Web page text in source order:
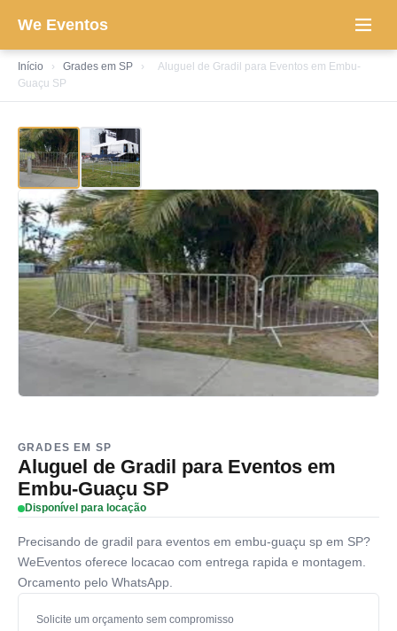
We Eventos
Início › Grades em SP ›
Aluguel de Gradil para Eventos em Embu-
Guaçu SP
GRADES EM SP
Aluguel de Gradil para Eventos em
Embu-Guaçu SP
Disponível para locação
Precisando de gradil para eventos em embu-guaçu sp em SP?
WeEventos oferece locacao com entrega rapida e montagem.
Orcamento pelo WhatsApp.
Solicite um orçamento sem compromisso